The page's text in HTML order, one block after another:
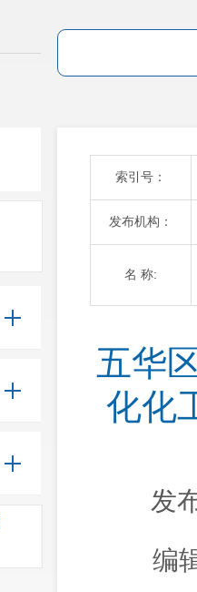
索引号：
发布机构：
名 称:
五华
化化
发
编